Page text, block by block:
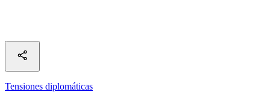
Tensiones diplomáticas